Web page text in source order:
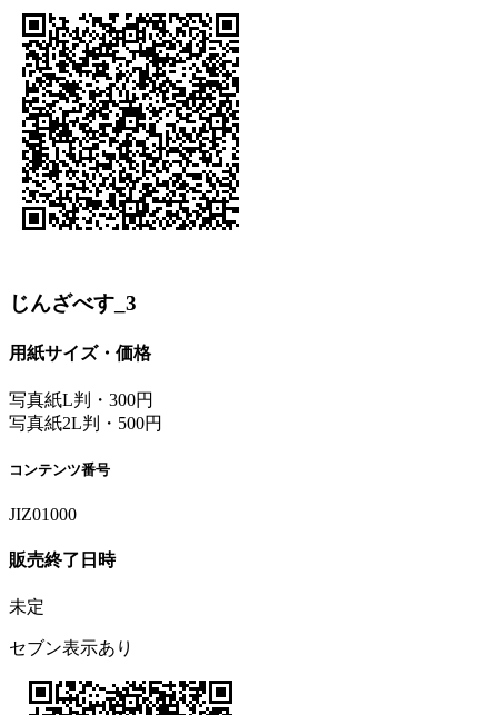
じんざべす_3
用紙サイズ・価格
写真紙L判・300円
写真紙2L判・500円
コンテンツ番号
JIZ01000
販売終了日時
未定
セブン表示あり